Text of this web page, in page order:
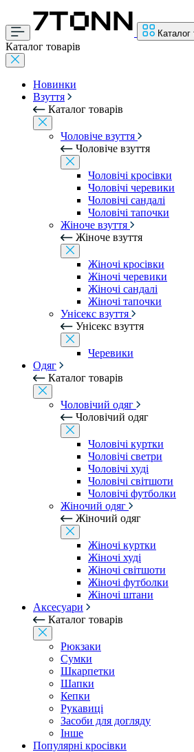
Каталог
Каталог товарів
Новинки
Взуття
Каталог товарів
Чоловіче взуття
Чоловіче взуття
Чоловічі кросівки
Чоловічі черевики
Чоловічі сандалі
Чоловічі тапочки
Жіноче взуття
Жіноче взуття
Жіночі кросівки
Жіночі черевики
Жіночі сандалі
Жіночі тапочки
Унісекс взуття
Унісекс взуття
Черевики
Одяг
Каталог товарів
Чоловічий одяг
Чоловічий одяг
Чоловічі куртки
Чоловічі светри
Чоловічі худі
Чоловічі світшоти
Чоловічі футболки
Жіночий одяг
Жіночий одяг
Жіночі куртки
Жіночі худі
Жіночі світшоти
Жіночі футболки
Жіночі штани
Аксесуари
Каталог товарів
Рюкзаки
Сумки
Шкарпетки
Шапки
Кепки
Рукавиці
Засоби для догляду
Інше
Популярні кросівки